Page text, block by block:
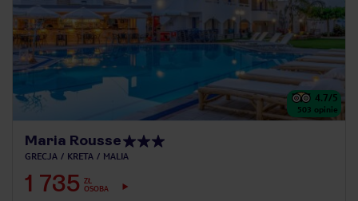
4.7/5
503 opinie
Maria Rousse
GRECJA KRETA MALIA
1 735 ZŁ
OSOBA